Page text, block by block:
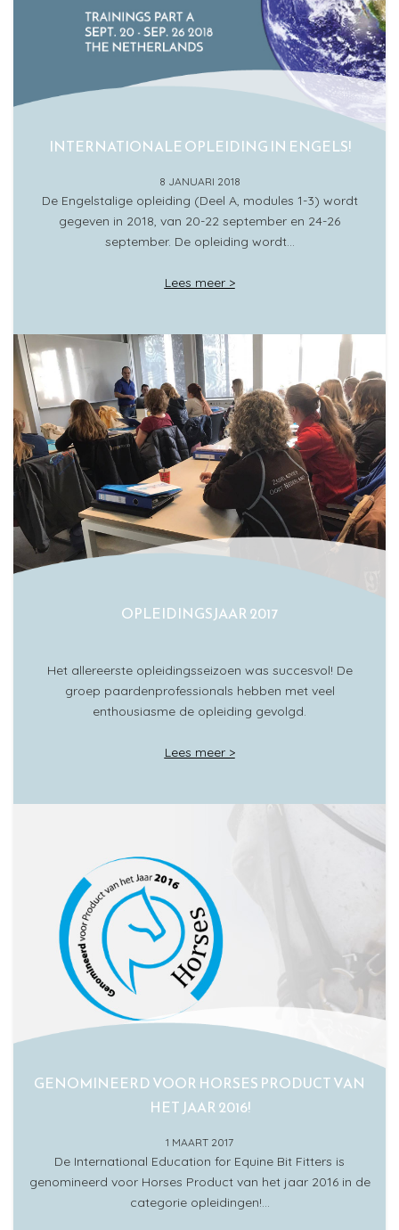
INTERNATIONALE OPLEIDING IN ENGELS!
8 JANUARI 2018
De Engelstalige opleiding (Deel A, modules 1-3) wordt
gegeven in 2018, van 20-22 september en 24-26
september. De opleiding wordt…
Lees meer >
OPLEIDINGSJAAR 2017
Het allereerste opleidingsseizoen was succesvol! De
groep paardenprofessionals hebben met veel
enthousiasme de opleiding gevolgd.
Lees meer >
GENOMINEERD VOOR HORSES PRODUCT VAN
HET JAAR 2016!
1 MAART 2017
De International Education for Equine Bit Fitters is
genomineerd voor Horses Product van het jaar 2016 in de
categorie opleidingen!…